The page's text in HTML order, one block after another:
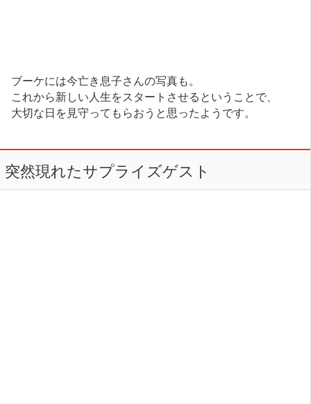
ブーケには今亡き息子さんの写真も。
これから新しい人生をスタートさせるということで、
大切な日を見守ってもらおうと思ったようです。
突然現れたサプライズゲスト